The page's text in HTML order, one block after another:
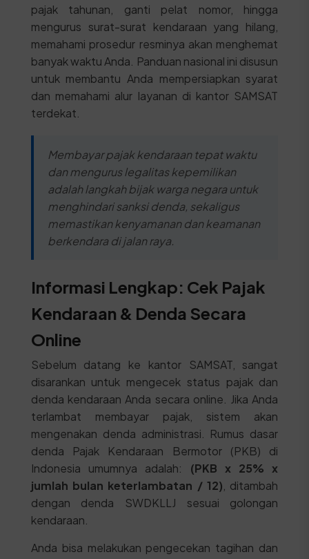
pajak tahunan, ganti pelat nomor, hingga
mengurus surat-surat kendaraan yang hilang,
memahami prosedur resminya akan menghemat
banyak waktu Anda. Panduan nasional ini disusun
untuk membantu Anda mempersiapkan syarat
dan memahami alur layanan di kantor SAMSAT
terdekat.
Membayar pajak kendaraan tepat waktu
dan mengurus legalitas kepemilikan
adalah langkah bijak warga negara untuk
menghindari sanksi denda, sekaligus
memastikan kenyamanan dan keamanan
berkendara di jalan raya.
Informasi Lengkap: Cek Pajak
Kendaraan & Denda Secara
Online
Sebelum datang ke kantor SAMSAT, sangat
disarankan untuk mengecek status pajak dan
denda kendaraan Anda secara online. Jika Anda
terlambat membayar pajak, sistem akan
mengenakan denda administrasi. Rumus dasar
denda Pajak Kendaraan Bermotor (PKB) di
Indonesia umumnya adalah: (PKB x 25% x
jumlah bulan keterlambatan / 12) , ditambah
dengan denda SWDKLLJ sesuai golongan
kendaraan.
Anda bisa melakukan pengecekan tagihan dan